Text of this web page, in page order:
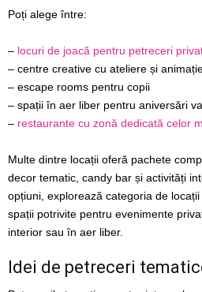
Poți alege între:
– locuri de joacă pentru petreceri
– centre creative cu ateliere și
– escape rooms pentru copii
– spații în aer liber pentru aniversări
– restaurante cu zonă dedicată celor
Multe dintre locații oferă pachete
decor tematic, candy bar și activități
opțiuni, explorează categoria de
spații potrivite pentru evenimente
interior sau în aer liber.
Idei de petreceri